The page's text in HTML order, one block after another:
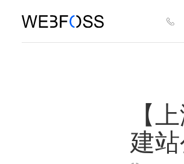
【
建